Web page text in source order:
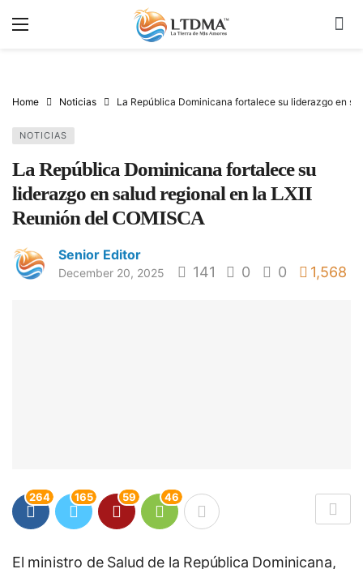
Home Noticias La República Dominicana fortalece su liderazgo en
NOTICIAS
La República Dominicana fortalece su
liderazgo en salud regional en la LXII
Reunión del COMISCA
Senior Editor
December 20, 2025 141 0 0 1,568
264 165 59 46
El ministro de Salud de la República Dominicana,